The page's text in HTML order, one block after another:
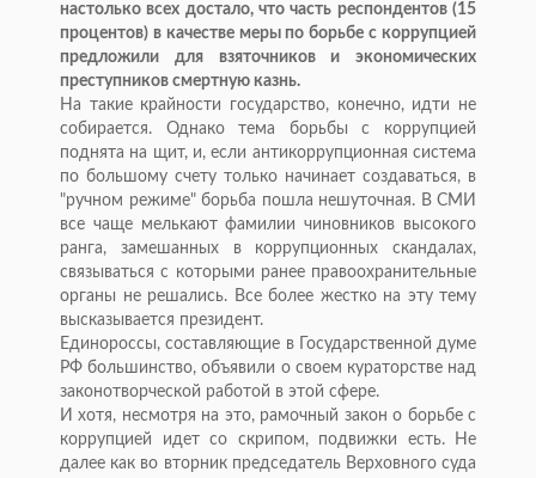
настолько всех достало, что часть респондентов (15
процентов) в качестве меры по борьбе с коррупцией
предложили для взяточников и экономических
преступников смертную казнь.
На такие крайности государство, конечно, идти не
собирается. Однако тема борьбы с коррупцией
поднята на щит, и, если антикоррупционная система
по большому счету только начинает создаваться, в
"ручном режиме" борьба пошла нешуточная. В СМИ
все чаще мелькают фамилии чиновников высокого
ранга, замешанных в коррупционных скандалах,
связываться с которыми ранее правоохранительные
органы не решались. Все более жестко на эту тему
высказывается президент.
Единороссы, составляющие в Государственной думе
РФ большинство, объявили о своем кураторстве над
законотворческой работой в этой сфере.
И хотя, несмотря на это, рамочный закон о борьбе с
коррупцией идет со скрипом, подвижки есть. Не
далее как во вторник председатель Верховного суда